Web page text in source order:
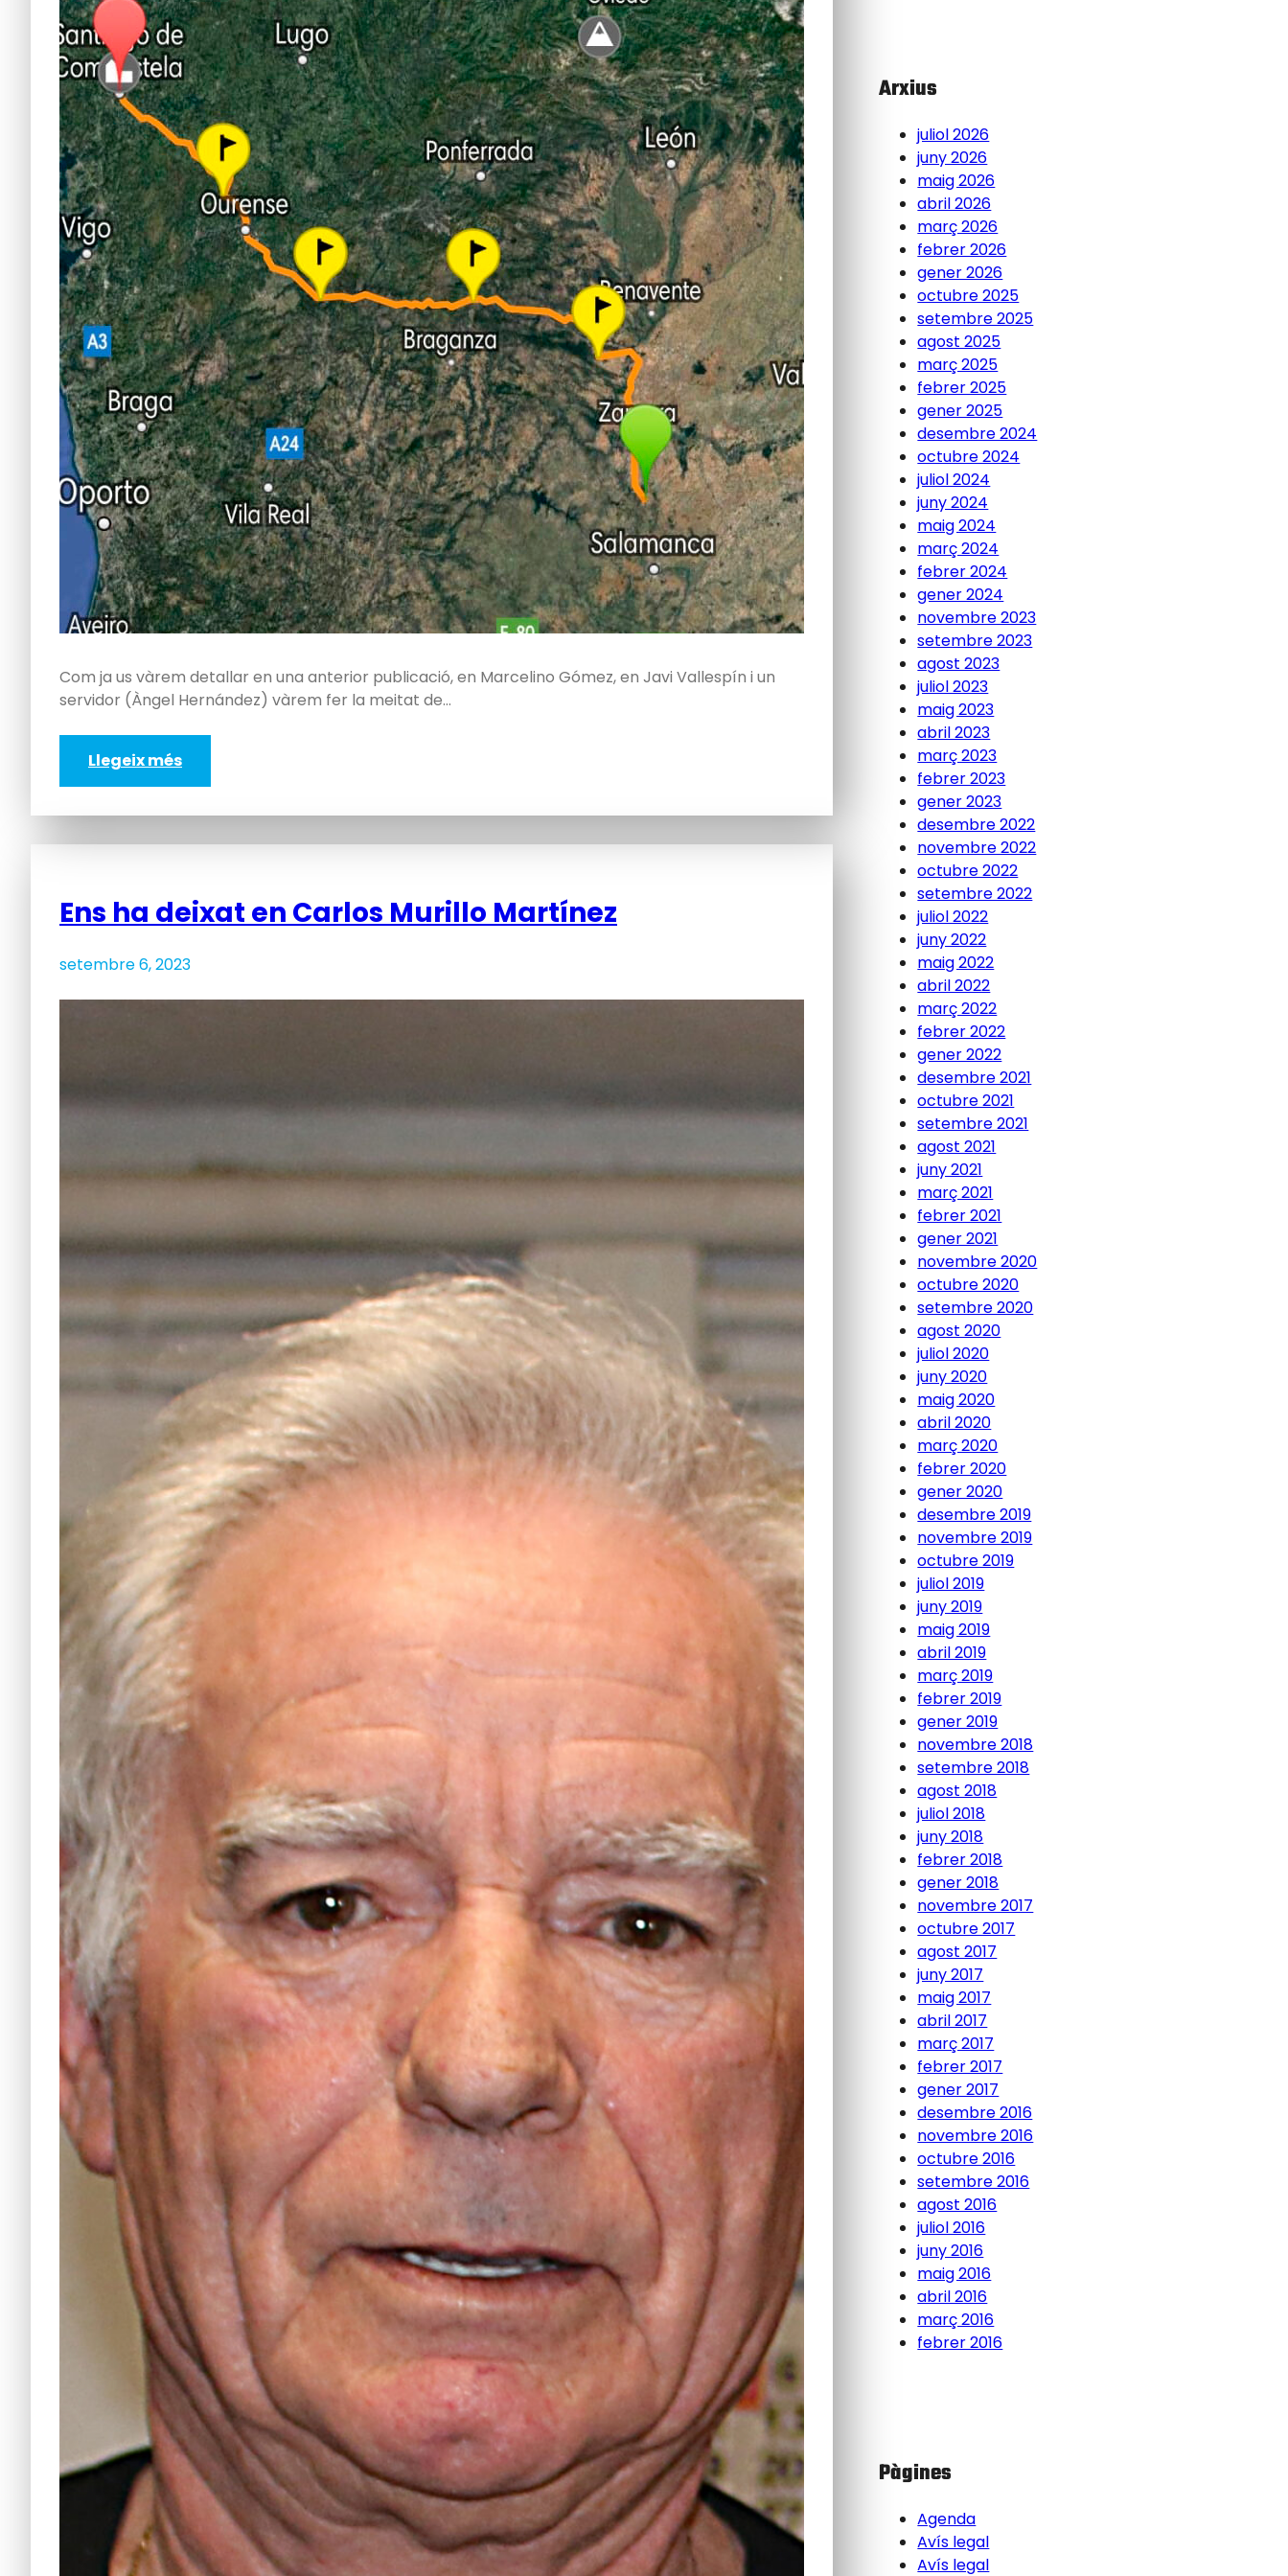
Com ja us vàrem detallar en una anterior publicació, en Marcelino Gómez, en Javi Vallespín i un
servidor (Àngel Hernández) vàrem fer la meitat de…
Llegeix més
Ens ha deixat en Carlos Murillo Martínez
setembre 6, 2023
Arxius
juliol 2026
juny 2026
maig 2026
abril 2026
març 2026
febrer 2026
gener 2026
octubre 2025
setembre 2025
agost 2025
març 2025
febrer 2025
gener 2025
desembre 2024
octubre 2024
juliol 2024
juny 2024
maig 2024
març 2024
febrer 2024
gener 2024
novembre 2023
setembre 2023
agost 2023
juliol 2023
maig 2023
abril 2023
març 2023
febrer 2023
gener 2023
desembre 2022
novembre 2022
octubre 2022
setembre 2022
juliol 2022
juny 2022
maig 2022
abril 2022
març 2022
febrer 2022
gener 2022
desembre 2021
octubre 2021
setembre 2021
agost 2021
juny 2021
març 2021
febrer 2021
gener 2021
novembre 2020
octubre 2020
setembre 2020
agost 2020
juliol 2020
juny 2020
maig 2020
abril 2020
març 2020
febrer 2020
gener 2020
desembre 2019
novembre 2019
octubre 2019
juliol 2019
juny 2019
maig 2019
abril 2019
març 2019
febrer 2019
gener 2019
novembre 2018
setembre 2018
agost 2018
juliol 2018
juny 2018
febrer 2018
gener 2018
novembre 2017
octubre 2017
agost 2017
juny 2017
maig 2017
abril 2017
març 2017
febrer 2017
gener 2017
desembre 2016
novembre 2016
octubre 2016
setembre 2016
agost 2016
juliol 2016
juny 2016
maig 2016
abril 2016
març 2016
febrer 2016
Pàgines
Agenda
Avís legal
Avís legal